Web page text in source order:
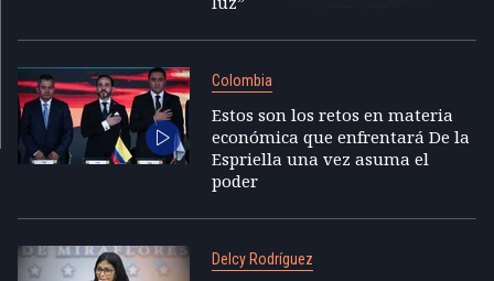
Colombia
Estos son los retos en materia
económica que enfrentará De la
Espriella una vez asuma el
poder
Delcy Rodríguez